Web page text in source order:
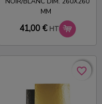
MM
41,00 € HT
favorite_border
favorite_border